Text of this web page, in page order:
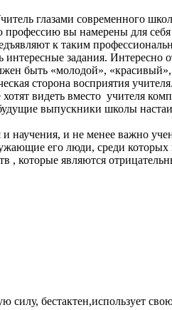
глазами современного
вы намерены для
к таким
интересные задания. Интересно
быть «молодой»,
сторона восприятия
видеть вместо учителя
выпускники школы
научения, и не менее важно
его люди, среди которых
, которые являются
силу, бестактен,использует